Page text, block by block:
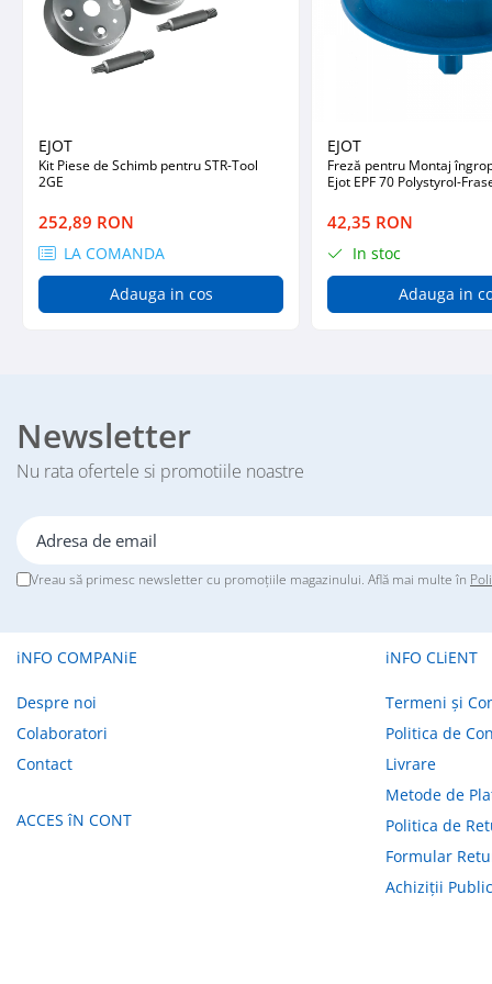
Reparare Beton, Subturnări și
Ancorări
Decorative
Profile Decorative
Ancadramente Uși și Ferestre
Solbancuri / Pervaze
Termosistem Decorativ
Brâuri Decorative
Panouri Decorative 3D
Accesorii Montaj
Glafuri
Glafuri din Aluminiu
Vopsele & Tencuieli Decorative
Finisaje Giorgio Graesan
Lacuri, Baițuri, Produse de Pregătit
Tehnici Decorative
Tapet Fibră de Sticlă
Capace de Gard
EJOT
Kit Piese de Schimb pentru STR-Tool
2GE
252,89 RON
LA COMANDA
Adauga in cos
EJOT
Freză pentru Montaj îngropat Dibluri
Ejot EPF 70 Polystyrol-
42,35 RON
In stoc
Adauga in
Newsletter
Nu rata ofertele si promotiile noastre
Vreau să primesc newsletter cu promoțiile magazinului. Află mai multe în
iNFO COMPANiE
Despre noi
Colaboratori
Contact
ACCES îN CONT
iNFO CLiENT
Termeni și
Politica de
Livrare
Metode de
Politica de
Formular
Achiziții